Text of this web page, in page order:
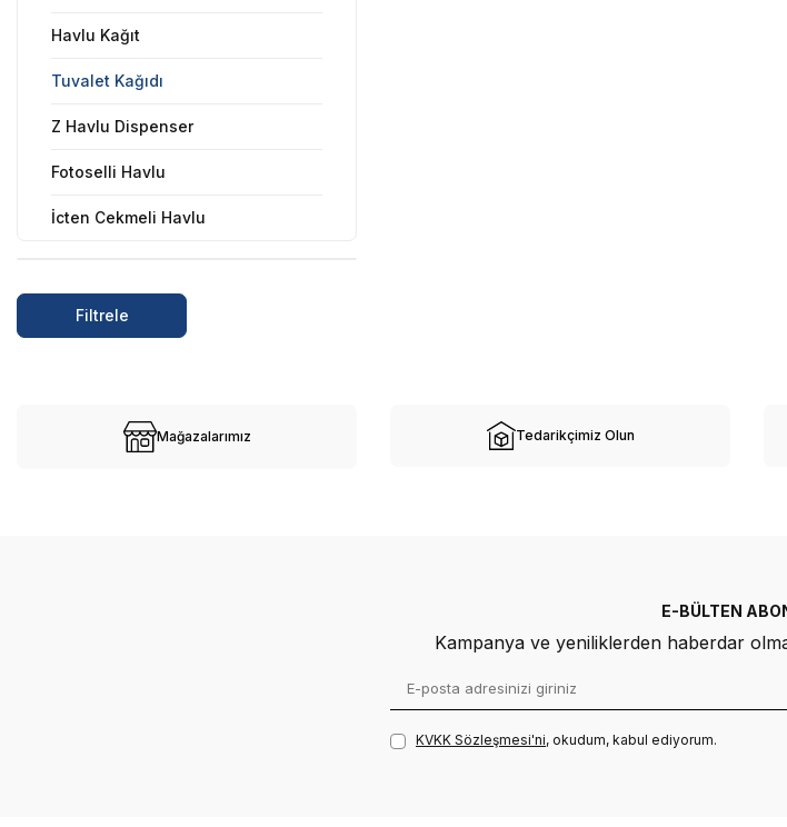
Havlu Kağıt
Tuvalet Kağıdı
Z Havlu Dispenser
Fotoselli Havlu
İçten Çekmeli Havlu
İçten Çekmeli Tuvalet Kağıdı
Tümünü Gör
Filtrele
Mağazalarımız Tedarikçimiz Olun
E-BÜLTEN
Kampanya ve yeniliklerden haberdar
KVKK Sözleşmesi'ni, okudum, kabul ediyorum.